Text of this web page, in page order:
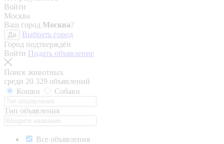
Войти
Москва
Ваш город Москва?
Да
Выбрать город
Город подтверждён
Войти Подать объявление
Поиск животных
среди 20 329 объявлений
Кошки
Собаки
Тип объявления
Все объявления